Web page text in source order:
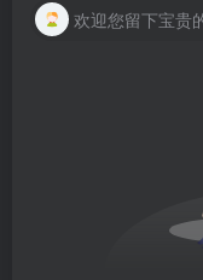
欢迎您留下宝贵